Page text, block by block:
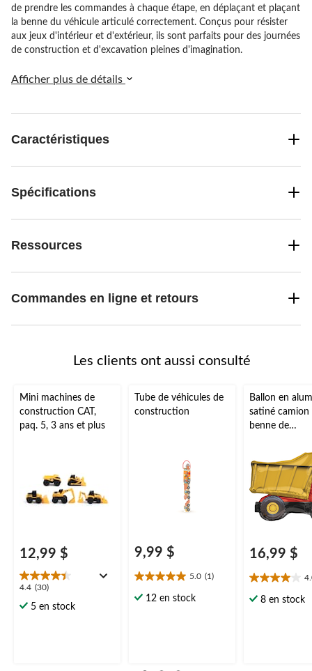
de prendre les commandes à chaque étape, en déplaçant et plaçant
la benne du véhicule articulé correctement. Conçus pour résister
aux jeux d'intérieur et d'extérieur, ils sont parfaits pour des journées
de construction et d'excavation pleines d'imagination.
Afficher plus de détails
Caractéristiques
Spécifications
Ressources
Commandes en ligne et retours
Les clients ont aussi consulté
Mini machines de
construction CAT,
paq. 5, 3 ans et plus
12,99 $
4.4 (30)
4.4
étoile(s)
5 en stock
Tube de véhicules de
construction
9,99 $
5.0 (1)
5.0
étoile(s)
12 en stock
Ballon en
satiné camion
benne de
rouge/jaune,
gonflement à
et ruban
fête
16,99 $
4.0
étoile(s)
8 en stock